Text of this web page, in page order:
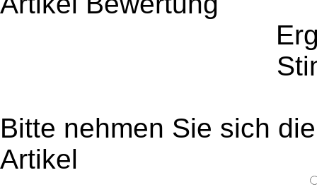
Bitte nehmen Sie sich
Artikel